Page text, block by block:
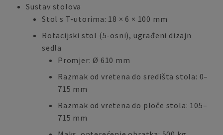
Sustav stolova
Stol s T-utorima: 18 × 6 × 100 mm
Rotacijski stol (5-osni), ugrađeni dizajn
sedla
Promjer: Ø 610 mm
Razmak od vretena do središta stola: 0–
715 mm
Razmak od vretena do ploče stola: 105–
715 mm